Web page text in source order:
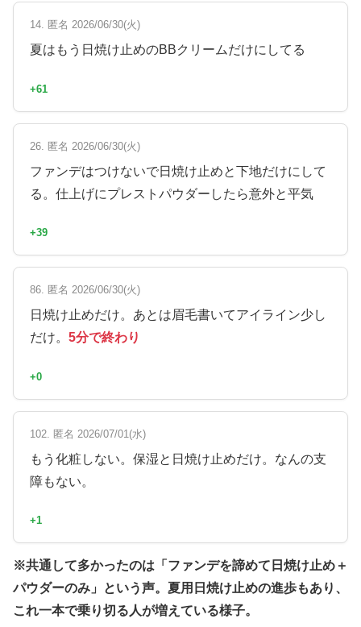
14. 匿名 2026/06/30(火)
夏はもう日焼け止めのBBクリームだけにしてる
+61
26. 匿名 2026/06/30(火)
ファンデはつけないで日焼け止めと下地だけにして
る。仕上げにプレストパウダーしたら意外と平気
+39
86. 匿名 2026/06/30(火)
日焼け止めだけ。あとは眉毛書いてアイライン少し
だけ。 5分で終わり
+0
102. 匿名 2026/07/01(水)
もう化粧しない。保湿と日焼け止めだけ。なんの支
障もない。
+1
※共通して多かったのは「ファンデを諦めて日焼け止め＋
パウダーのみ」という声。夏用日焼け止めの進歩もあり、
これ一本で乗り切る人が増えている様子。